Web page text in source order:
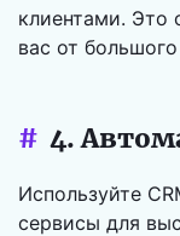
клиентами. Это
вас от
# 4.
Используйте
сервисы для